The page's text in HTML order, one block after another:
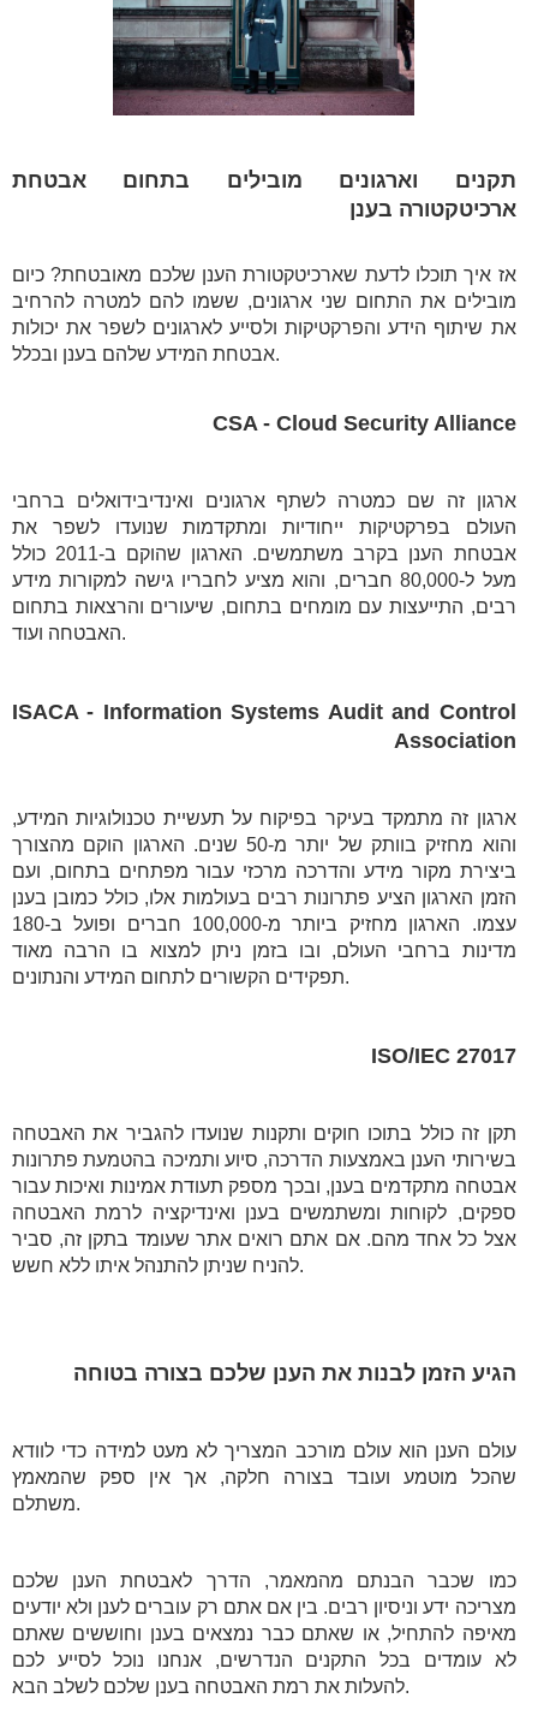
תקנים וארגונים מובילים בתחום אבטחת
ארכיטקטורה בענן
אז איך תוכלו לדעת שארכיטקטורת הענן שלכם מאובטחת? כיום
מובילים את התחום שני ארגונים, ששמו להם למטרה להרחיב
את שיתוף הידע והפרקטיקות ולסייע לארגונים לשפר את יכולות
אבטחת המידע שלהם בענן ובכלל.
CSA - Cloud Security Alliance
ארגון זה שם כמטרה לשתף ארגונים ואינדיבידואלים ברחבי
העולם בפרקטיקות ייחודיות ומתקדמות שנועדו לשפר את
אבטחת הענן בקרב משתמשים. הארגון שהוקם ב-2011 כולל
מעל ל-80,000 חברים, והוא מציע לחבריו גישה למקורות מידע
רבים, התייעצות עם מומחים בתחום, שיעורים והרצאות בתחום
האבטחה ועוד.
ISACA - Information Systems Audit and Control
Association
ארגון זה מתמקד בעיקר בפיקוח על תעשיית טכנולוגיות המידע,
והוא מחזיק בוותק של יותר מ-50 שנים. הארגון הוקם מהצורך
ביצירת מקור מידע והדרכה מרכזי עבור מפתחים בתחום, ועם
הזמן הארגון הציע פתרונות רבים בעולמות אלו, כולל כמובן בענן
עצמו. הארגון מחזיק ביותר מ-100,000 חברים ופועל ב-180
מדינות ברחבי העולם, ובו בזמן ניתן למצוא בו הרבה מאוד
תפקידים הקשורים לתחום המידע והנתונים.
ISO/IEC 27017
תקן זה כולל בתוכו חוקים ותקנות שנועדו להגביר את האבטחה
בשירותי הענן באמצעות הדרכה, סיוע ותמיכה בהטמעת פתרונות
אבטחה מתקדמים בענן, ובכך מספק תעודת אמינות ואיכות עבור
ספקים, לקוחות ומשתמשים בענן ואינדיקציה לרמת האבטחה
אצל כל אחד מהם. אם אתם רואים אתר שעומד בתקן זה, סביר
להניח שניתן להתנהל איתו ללא חשש.
הגיע הזמן לבנות את הענן שלכם בצורה בטוחה
עולם הענן הוא עולם מורכב המצריך לא מעט למידה כדי לוודא
שהכל מוטמע ועובד בצורה חלקה, אך אין ספק שהמאמץ
משתלם.
כמו שכבר הבנתם מהמאמר, הדרך לאבטחת הענן שלכם
מצריכה ידע וניסיון רבים. בין אם אתם רק עוברים לענן ולא יודעים
מאיפה להתחיל, או שאתם כבר נמצאים בענן וחוששים שאתם
לא עומדים בכל התקנים הנדרשים, אנחנו נוכל לסייע לכם
להעלות את רמת האבטחה בענן שלכם לשלב הבא.